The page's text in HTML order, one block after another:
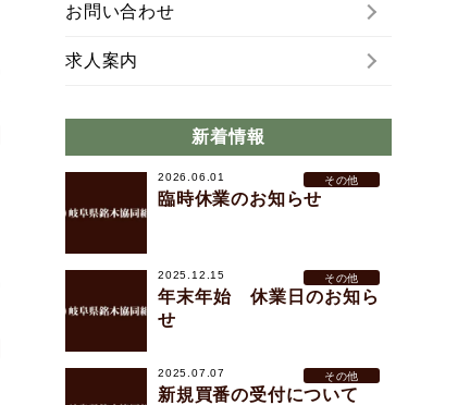
お問い合わせ
求人案内
新着情報
2026.06.01 その他
臨時休業のお知らせ
2025.12.15 その他
年末年始 休業日のお知ら
せ
2025.07.07 その他
新規買番の受付について